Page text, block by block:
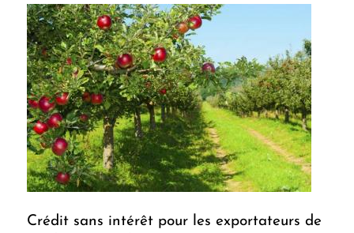
Crédit sans intérêt pour les exportateurs de